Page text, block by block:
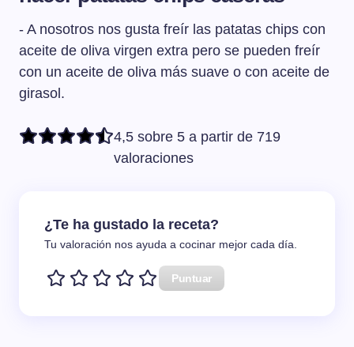
- A nosotros nos gusta freír las patatas chips con
aceite de oliva virgen extra pero se pueden freír
con un aceite de oliva más suave o con aceite de
girasol.
4,5 sobre 5 a partir de 719
valoraciones
¿Te ha gustado la receta?
Tu valoración nos ayuda a cocinar mejor cada día.
Puntuar